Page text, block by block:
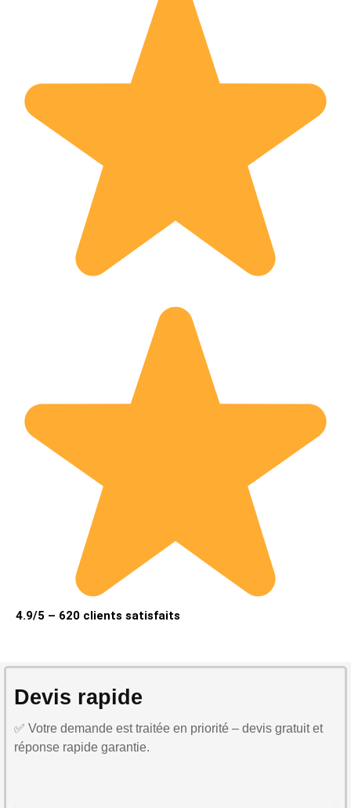
4.9/5 – 620 clients satisfaits
Devis rapide
✅ Votre demande est traitée en priorité – devis gratuit et
réponse rapide garantie.